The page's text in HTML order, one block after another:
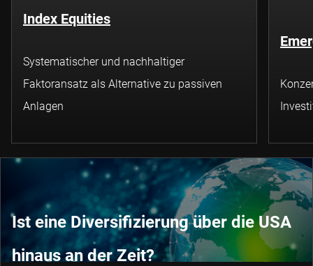
Index Equities
Systematischer und nachhaltiger
Faktoransatz als Alternative zu passiven
Anlagen
Ist eine Diversifizierung über die USA
hinaus an der Zeit?